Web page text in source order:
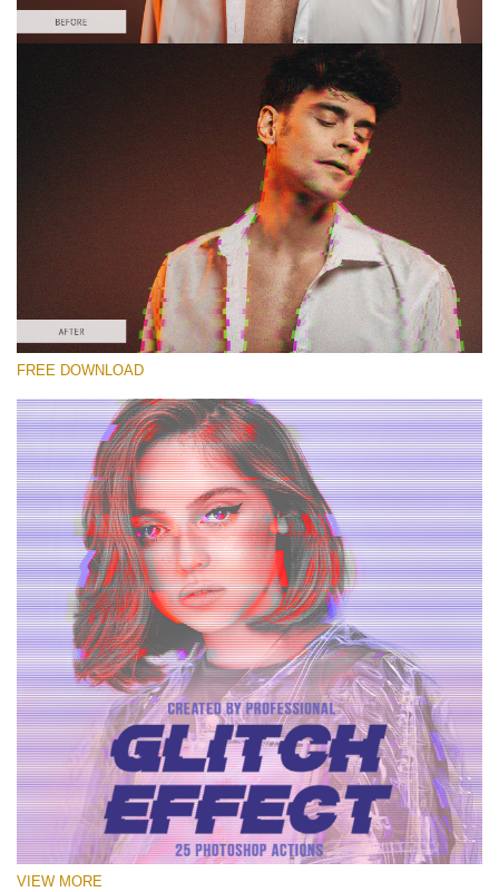
Xin hãy lựa chọn
Free Glitch Action #2
Winter Complete
Entire Collection
Tải xuống miễn phí
FREE DOWNLOAD
VIEW MORE